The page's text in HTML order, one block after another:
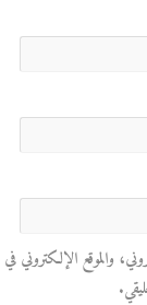
والموقع الإلكتروني